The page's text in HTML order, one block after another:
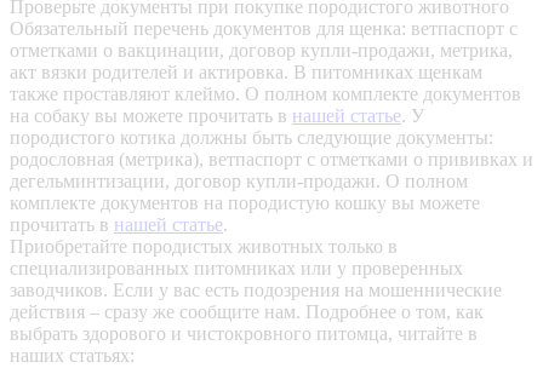
Проверьте документы при покупке породистого животного
Обязательный перечень документов для щенка: ветпаспорт с
отметками о вакцинации, договор купли-продажи, метрика,
акт вязки родителей и актировка. В питомниках щенкам
также проставляют клеймо. О полном комплекте документов
на собаку вы можете прочитать в нашей статье. У
породистого котика должны быть следующие документы:
родословная (метрика), ветпаспорт с отметками о прививках и
дегельминтизации, договор купли-продажи. О полном
комплекте документов на породистую кошку вы можете
прочитать в нашей статье.
Приобретайте породистых животных только в
специализированных питомниках или у проверенных
заводчиков. Если у вас есть подозрения на мошеннические
действия – сразу же сообщите нам. Подробнее о том, как
выбрать здорового и чистокровного питомца, читайте в
наших статьях: